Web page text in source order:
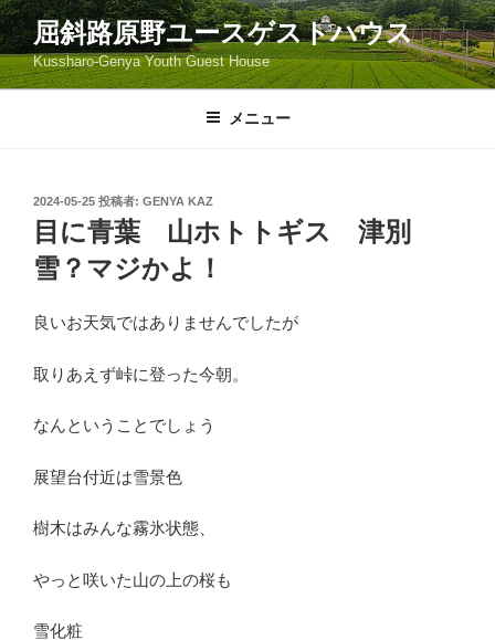
コ
ン
テ
ン
屈斜路原野ユースゲストハウス
Kussharo-Genya Youth Guest House
メニュー
投
稿
日:
2024-05-25 投稿者: GENYA KAZ
目に青葉 山ホトトギス 津別
雪？マジかよ！
良いお天気ではありませんでしたが
取りあえず峠に登った今朝。
なんということでしょう
展望台付近は雪景色
樹木はみんな霧氷状態、
やっと咲いた山の上の桜も
雪化粧